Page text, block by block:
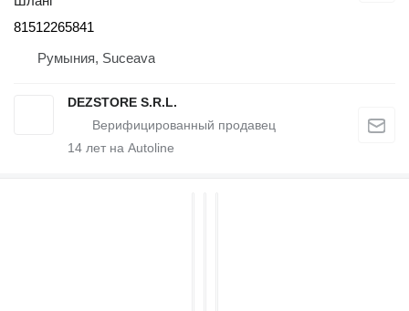
81512265841
Румыния, Suceava
DEZSTORE S.R.L.
14 лет на Autoline